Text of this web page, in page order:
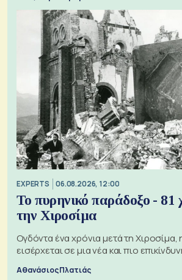
EXPERTS 06.08.2026, 12:00
Το πυρηνικό παράδοξο - 81
την Χιροσίμα
Ογδόντα ένα χρόνια μετά τη
εισέρχεται σε μια νέα και πιο
Αθανάσιος Πλατιάς